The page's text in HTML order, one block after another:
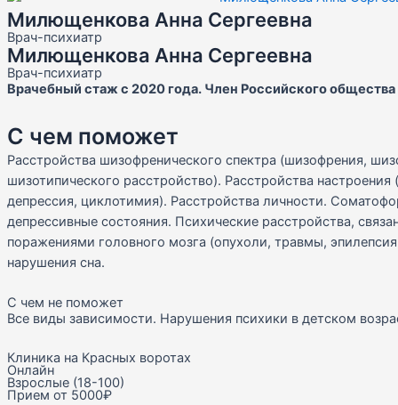
Милющенкова Анна Сергеевна
Врач-психиатр
Милющенкова Анна Сергеевна
Врач-психиатр
Врачебный стаж с 2020 года. Член Российского общества
С чем поможет
Расстройства шизофренического спектра (шизофрения,
шизотипического расстройство). Расстройства
депрессия, циклотимия). Расстройства личности.
депрессивные состояния. Психические расстройства,
поражениями головного мозга (опухоли, травмы,
нарушения сна.
С чем не поможет
Все виды зависимости. Нарушения психики в детском
Клиника на Красных воротах
Онлайн
Взрослые (18-100)
Прием от 5000₽